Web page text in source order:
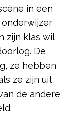
in een
zijn klas wil
De
ze hebben
ze zijn uit
de andere